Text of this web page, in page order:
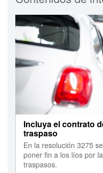
Incluya el contrato
traspaso
En la resolución 3275
poner fin a los líos por
traspasos.